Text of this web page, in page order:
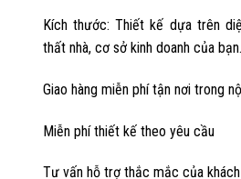
Kích thước: Thiết kế dựa trên
thất nhà, cơ sở kinh doanh của bạn.
Giao hàng miễn phí tận nơi trong
Miễn phí thiết kế theo yêu cầu
Tư vấn hỗ trợ thắc mắc của